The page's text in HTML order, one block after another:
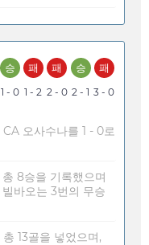
승
1 - 0
패
1 - 2
패
2 - 0
승
2 - 1
패
3 - 0
오사수나를 1 - 0로
8승을 기록했으며
바오는 3번의 무승
13골을 넣었으며,